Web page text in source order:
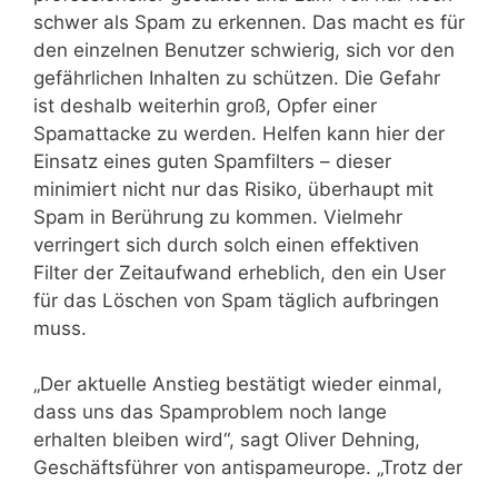
schwer als Spam zu erkennen. Das macht es für
den einzelnen Benutzer schwierig, sich vor den
gefährlichen Inhalten zu schützen. Die Gefahr
ist deshalb weiterhin groß, Opfer einer
Spamattacke zu werden. Helfen kann hier der
Einsatz eines guten Spamfilters – dieser
minimiert nicht nur das Risiko, überhaupt mit
Spam in Berührung zu kommen. Vielmehr
verringert sich durch solch einen effektiven
Filter der Zeitaufwand erheblich, den ein User
für das Löschen von Spam täglich aufbringen
muss.
„Der aktuelle Anstieg bestätigt wieder einmal,
dass uns das Spamproblem noch lange
erhalten bleiben wird“, sagt Oliver Dehning,
Geschäftsführer von antispameurope. „Trotz der